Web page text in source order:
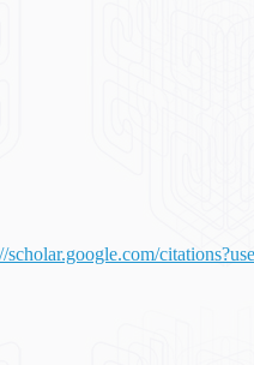
scholar.google.com/